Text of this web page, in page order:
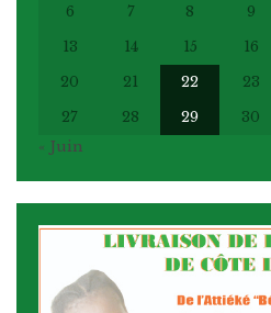
6
7 8 9
13
14 15 16
20
21 22 23
27
28 29 30
« Juin